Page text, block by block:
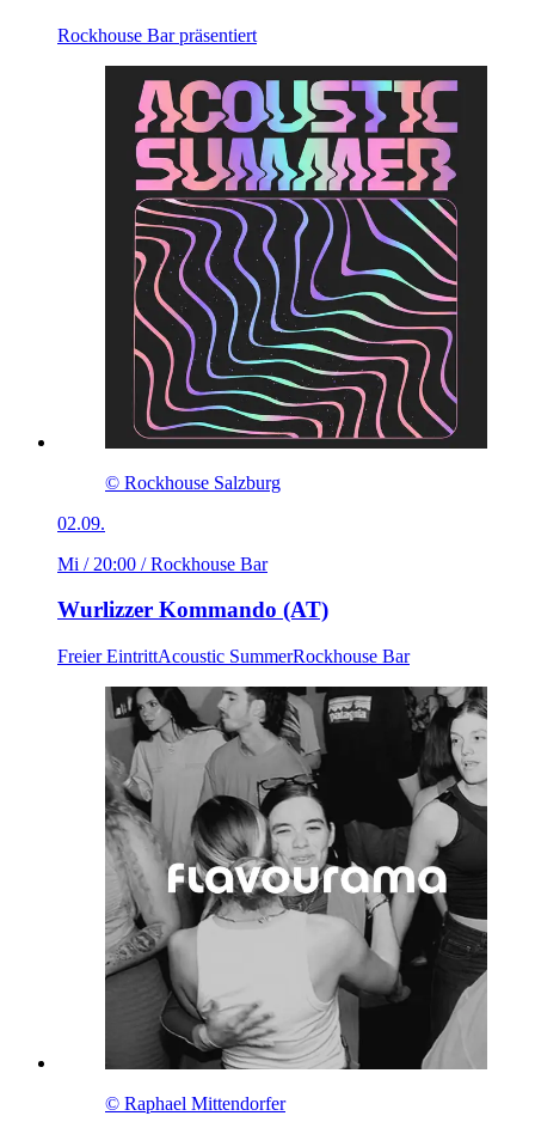
Rockhouse Bar präsentiert
© Rockhouse Salzburg
02.09.
Mi / 20:00 / Rockhouse Bar
Wurlizzer Kommando (AT)
Freier EintrittAcoustic SummerRockhouse Bar
© Raphael Mittendorfer